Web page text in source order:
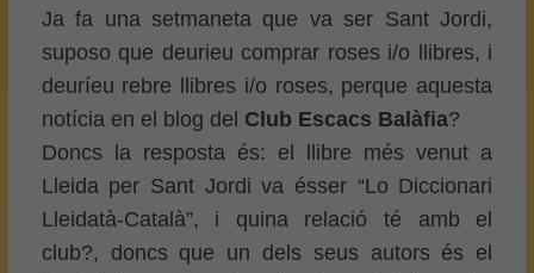
Ja fa una setmaneta que va ser Sant Jordi,
suposo que deurieu comprar roses i/o llibres, i
deuríeu rebre llibres i/o roses, perque aquesta
notícia en el blog del Club Escacs Balàfia?
Doncs la resposta és: el llibre més venut a
Lleida per Sant Jordi va ésser “Lo Diccionari
Lleidatà-Català”, i quina relació té amb el
club?, doncs que un dels seus autors és el